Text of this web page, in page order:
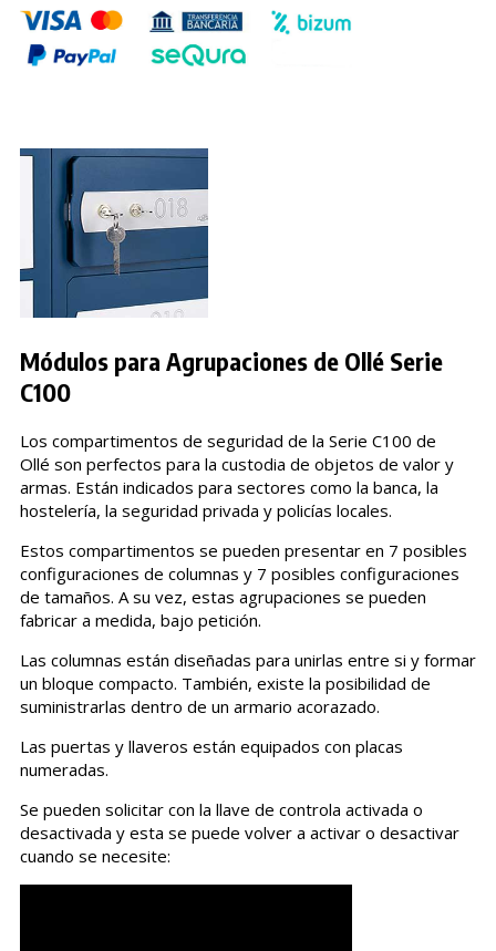
Módulos para Agrupaciones de Ollé Serie
C100
Los compartimentos de seguridad de la Serie C100 de
Ollé son perfectos para la custodia de objetos de valor y
armas. Están indicados para sectores como la banca, la
hostelería, la seguridad privada y policías locales.
Estos compartimentos se pueden presentar en 7 posibles
configuraciones de columnas y 7 posibles configuraciones
de tamaños. A su vez, estas agrupaciones se pueden
fabricar a medida, bajo petición.
Las columnas están diseñadas para unirlas entre si y formar
un bloque compacto. También, existe la posibilidad de
suministrarlas dentro de un armario acorazado.
Las puertas y llaveros están equipados con placas
numeradas.
Se pueden solicitar con la llave de controla activada o
desactivada y esta se puede volver a activar o desactivar
cuando se necesite: